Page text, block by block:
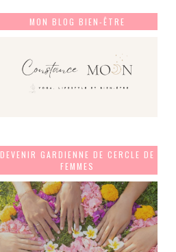
MON BLOG BIEN-ÊTRE
DEVENIR GARDIENNE DE CERCLE DE
FEMMES